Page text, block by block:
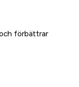
förbättrar